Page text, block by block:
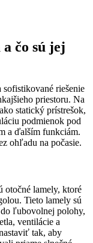
čo sú jej
riešenie
priestoru. Na
statický prístrešok,
podmienok pod
a ďalším funkciám.
ohľadu na počasie.
lamely, ktoré
Tieto lamely sú
ľubovolnej polohy,
ventilácie a
tak, aby